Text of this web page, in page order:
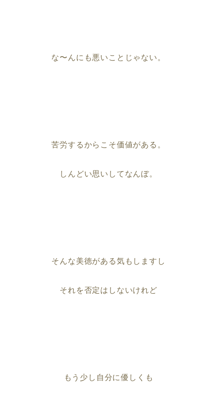
な〜んにも悪いことじゃない。
苦労するからこそ価値がある。
しんどい思いしてなんぼ。
そんな美徳がある気もしますし
それを否定はしないけれど
もう少し自分に優しくも